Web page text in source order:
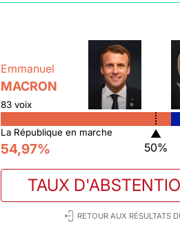
Emmanuel
MACRON
83 voix
La République en marche
54,97%
▲
50%
TAUX
RETOUR AUX RÉSULTATS